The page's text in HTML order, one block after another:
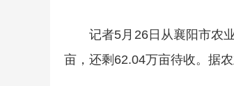
记者5月26日从襄阳市农
亩，还剩62.04万亩待收。据